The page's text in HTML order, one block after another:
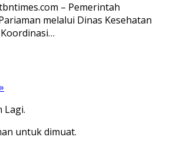
– Pemerintah
melalui Dinas Kesehatan
Lagi.
untuk dimuat.